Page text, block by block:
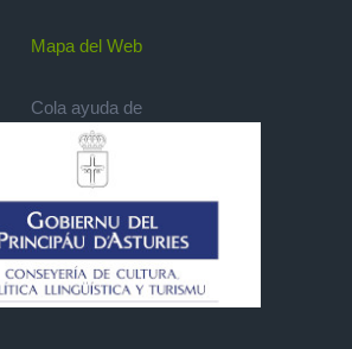
Mapa del Web
Cola ayuda de